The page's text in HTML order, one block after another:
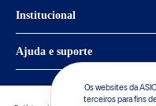
Os websites da
terceiros para fins
Institucional
Política de Privacidade
Sobre a ASICS
Sustentabilidade
Ajuda e suporte
Central de Relacionamento